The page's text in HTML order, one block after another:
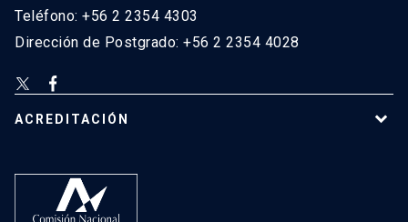
Teléfono: +56 2 2354 4303
Dirección de Postgrado: +56 2 2354 4028
ACREDITACIÓN